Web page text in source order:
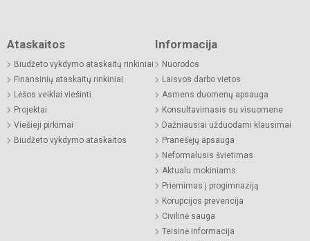
Ataskaitos
Biudžeto vykdymo ataskaitų rinkiniai
Finansinių ataskaitų rinkiniai
Lėšos veiklai viešinti
Projektai
Viešieji pirkimai
Biudžeto vykdymo ataskaitos
Informacija
Nuorodos
Laisvos darbo vietos
Asmens duomenų apsauga
Konsultavimasis su visuomene
Dažniausiai užduodami klausimai
Pranešėjų apsauga
Neformalusis švietimas
Aktualu mokiniams
Priėmimas į progimnaziją
Korupcijos prevencija
Civilinė sauga
Teisinė informacija